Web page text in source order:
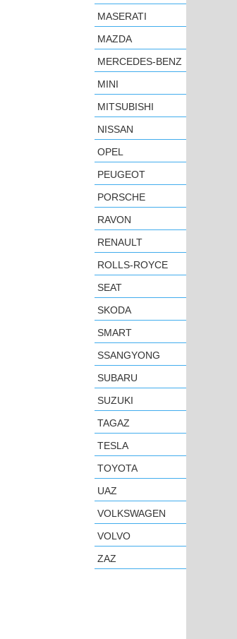
MASERATI
MAZDA
MERCEDES-BENZ
MINI
MITSUBISHI
NISSAN
OPEL
PEUGEOT
PORSCHE
RAVON
RENAULT
ROLLS-ROYCE
SEAT
SKODA
SMART
SSANGYONG
SUBARU
SUZUKI
TAGAZ
TESLA
TOYOTA
UAZ
VOLKSWAGEN
VOLVO
ZAZ